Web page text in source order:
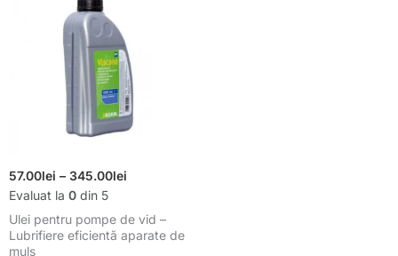
57.00lei – 345.00lei
57.00lei
până
la
345.00lei
Evaluat la 0 din 5
Ulei pentru pompe de vid –
Lubrifiere eficientă aparate de
muls
57.00lei
până
la
345.00lei
produsului.